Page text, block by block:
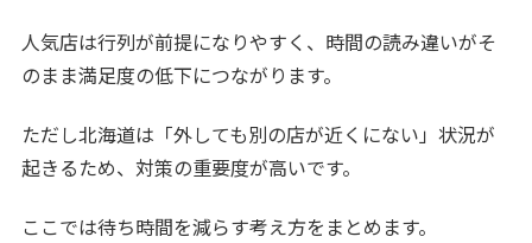
人気店は行列が前提になりやすく、時間の読み違いがそ
のまま満足度の低下につながります。
ただし北海道は「外しても別の店が近くにない」状況が
起きるため、対策の重要度が高いです。
ここでは待ち時間を減らす考え方をまとめます。